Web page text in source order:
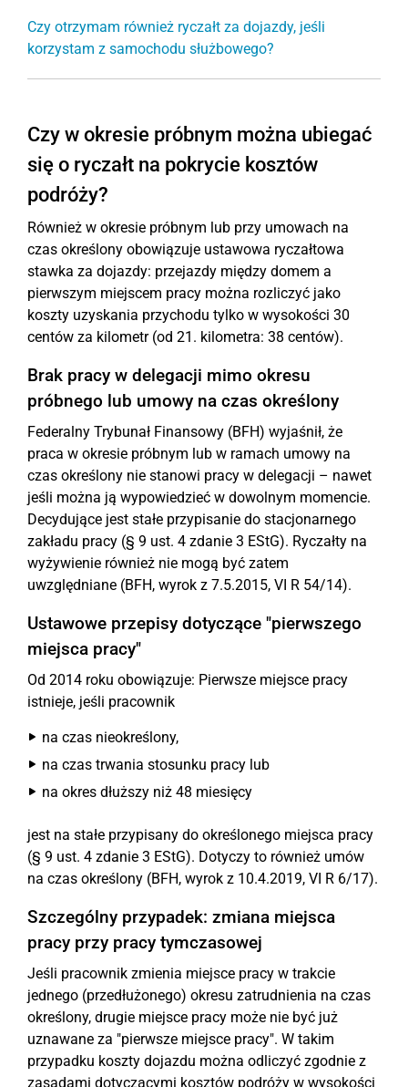
Czy otrzymam również ryczałt za dojazdy, jeśli
korzystam z samochodu służbowego?
Czy w okresie próbnym można ubiegać
się o ryczałt na pokrycie kosztów
podróży?
Również w okresie próbnym lub przy umowach na
czas określony obowiązuje ustawowa ryczałtowa
stawka za dojazdy: przejazdy między domem a
pierwszym miejscem pracy można rozliczyć jako
koszty uzyskania przychodu tylko w wysokości 30
centów za kilometr (od 21. kilometra: 38 centów).
Brak pracy w delegacji mimo okresu
próbnego lub umowy na czas określony
Federalny Trybunał Finansowy (BFH) wyjaśnił, że
praca w okresie próbnym lub w ramach umowy na
czas określony nie stanowi pracy w delegacji – nawet
jeśli można ją wypowiedzieć w dowolnym momencie.
Decydujące jest stałe przypisanie do stacjonarnego
zakładu pracy (§ 9 ust. 4 zdanie 3 EStG). Ryczałty na
wyżywienie również nie mogą być zatem
uwzględniane (BFH, wyrok z 7.5.2015, VI R 54/14).
Ustawowe przepisy dotyczące "pierwszego
miejsca pracy"
Od 2014 roku obowiązuje: Pierwsze miejsce pracy
istnieje, jeśli pracownik
na czas nieokreślony,
na czas trwania stosunku pracy lub
na okres dłuższy niż 48 miesięcy
jest na stałe przypisany do określonego miejsca pracy
(§ 9 ust. 4 zdanie 3 EStG). Dotyczy to również umów
na czas określony (BFH, wyrok z 10.4.2019, VI R 6/17).
Szczególny przypadek: zmiana miejsca
pracy przy pracy tymczasowej
Jeśli pracownik zmienia miejsce pracy w trakcie
jednego (przedłużonego) okresu zatrudnienia na czas
określony, drugie miejsce pracy może nie być już
uznawane za "pierwsze miejsce pracy". W takim
przypadku koszty dojazdu można odliczyć zgodnie z
zasadami dotyczącymi kosztów podróży w wysokości